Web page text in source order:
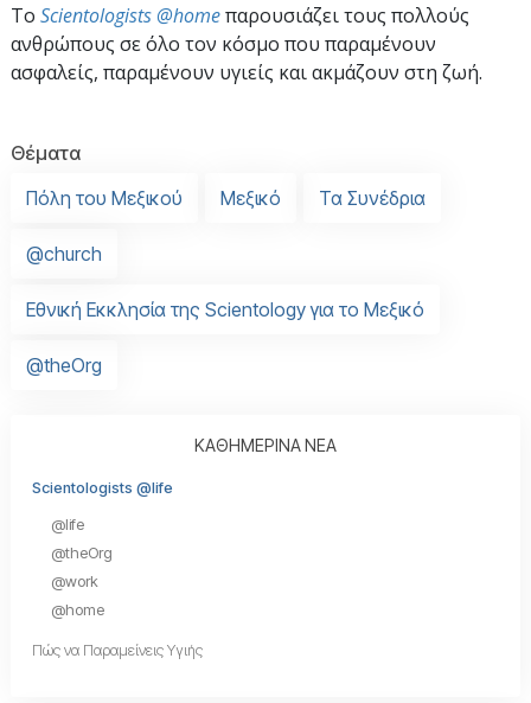
To Scientologists @homeπαρουσιάζει τους πολλούς
ανθρώπους σε όλο τον κόσμο που παραμένουν
ασφαλείς, παραμένουν υγιείς και ακμάζουν στη ζωή.
Θέματα
Πόλη του Μεξικού
Μεξικό Τα Συνέδρια
@church
Εθνική Εκκλησία της Scientology για το Μεξικό
@theOrg
ΚΑΘΗΜΕΡΙΝΑ ΝΕΑ
Scientologists @life
@life
@theOrg
@work
@home
Πώς να Παραμείνεις Υγιής